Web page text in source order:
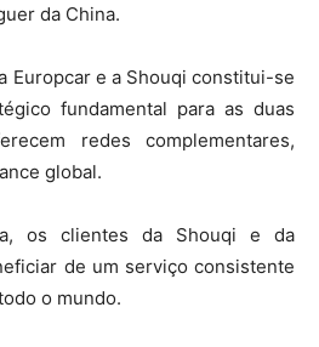
da China.
Europcar e a Shouqi constitui-se
fundamental para as duas
redes complementares,
global.
os clientes da Shouqi e da
de um serviço consistente
o mundo.